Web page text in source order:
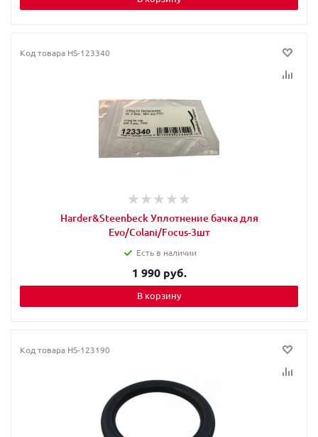
Код товара HS-123340
Harder&Steenbeck Уплотнение бачка для
Evo/Colani/Focus-3шт
Есть в наличии
1 990 руб.
В корзину
Код товара HS-123190